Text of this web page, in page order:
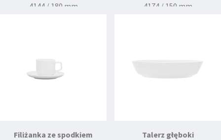
4144 / 180 mm
4174 / 150 mm
Filiżanka ze spodkiem Talerz głęboki